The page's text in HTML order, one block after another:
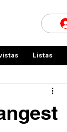
Listas